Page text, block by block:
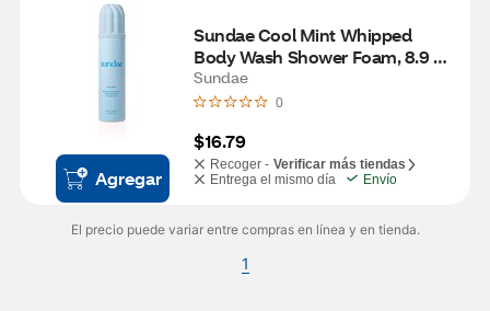
Agregar
Sundae Cool Mint Whipped
Body Wash Shower Foam, 8.9
Oz
Sundae
0
$16.79
Recoger - Verificar más tiendas
Entrega el mismo día
Envío
El precio puede variar entre compras en línea y en tienda.
1